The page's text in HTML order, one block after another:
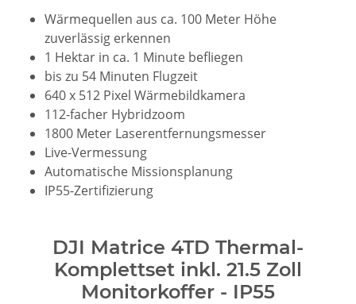
Wärmequellen aus ca. 100 Meter Höhe
zuverlässig erkennen
1 Hektar in ca. 1 Minute befliegen
bis zu 54 Minuten Flugzeit
640 x 512 Pixel Wärmebildkamera
112-facher Hybridzoom
1800 Meter Laserentfernungsmesser
Live-Vermessung
Automatische Missionsplanung
IP55-Zertifizierung
DJI Matrice 4TD Thermal-
Komplettset inkl. 21.5 Zoll
Monitorkoffer - IP55